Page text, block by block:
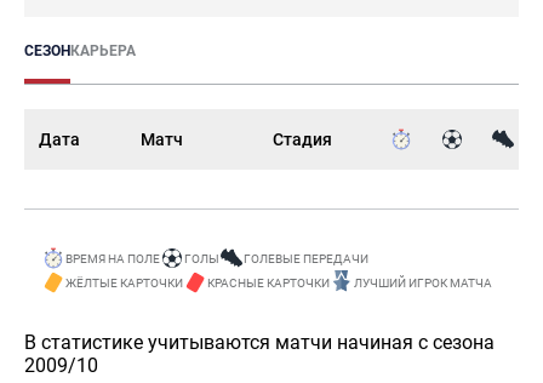
СЕЗОНКАРЬЕРА
Дата Матч Стадия
ВРЕМЯ НА ПОЛЕ ГОЛЫ
ГОЛЕВЫЕ ПЕРЕДАЧИ
ЖЁЛТЫЕ КАРТОЧКИ
КРАСНЫЕ КАРТОЧКИ ЛУЧШИЙ ИГРОК МАТЧА
В статистике учитываются матчи начиная с сезона
2009/10